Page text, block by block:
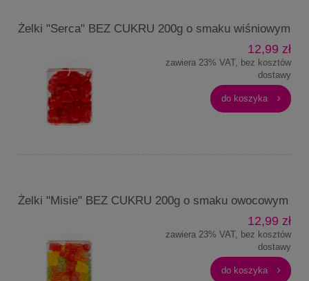
Żelki "Serca" BEZ CUKRU 200g o smaku wiśniowym
12,99 zł
zawiera 23% VAT, bez kosztów
dostawy
do koszyka
Żelki "Misie" BEZ CUKRU 200g o smaku owocowym
12,99 zł
zawiera 23% VAT, bez kosztów
dostawy
do koszyka